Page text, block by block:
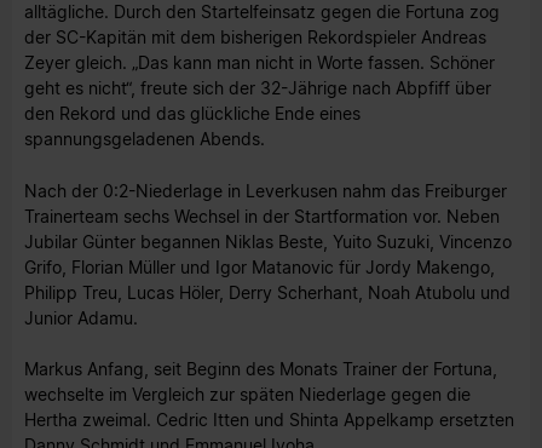
alltägliche. Durch den Startelfeinsatz gegen die Fortuna zog
der SC-Kapitän mit dem bisherigen Rekordspieler Andreas
Zeyer gleich. „Das kann man nicht in Worte fassen. Schöner
geht es nicht“, freute sich der 32-Jährige nach Abpfiff über
den Rekord und das glückliche Ende eines
spannungsgeladenen Abends.
Nach der 0:2-Niederlage in Leverkusen nahm das Freiburger
Trainerteam sechs Wechsel in der Startformation vor. Neben
Jubilar Günter begannen Niklas Beste, Yuito Suzuki, Vincenzo
Grifo, Florian Müller und Igor Matanovic für Jordy Makengo,
Philipp Treu, Lucas Höler, Derry Scherhant, Noah Atubolu und
Junior Adamu.
Markus Anfang, seit Beginn des Monats Trainer der Fortuna,
wechselte im Vergleich zur späten Niederlage gegen die
Hertha zweimal. Cedric Itten und Shinta Appelkamp ersetzten